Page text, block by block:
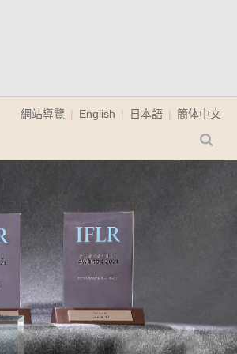
網站導覽 English 日本語 簡体中文